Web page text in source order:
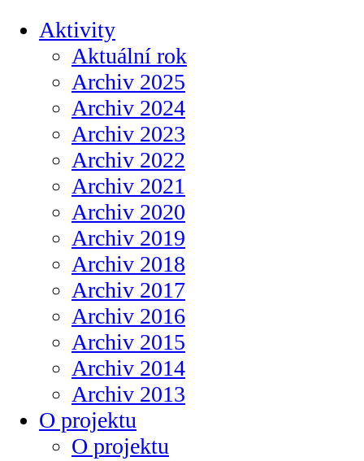
Aktivity
Aktuální rok
Archiv 2025
Archiv 2024
Archiv 2023
Archiv 2022
Archiv 2021
Archiv 2020
Archiv 2019
Archiv 2018
Archiv 2017
Archiv 2016
Archiv 2015
Archiv 2014
Archiv 2013
O projektu
O projektu